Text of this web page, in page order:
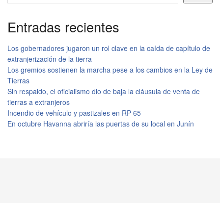
Entradas recientes
Los gobernadores jugaron un rol clave en la caída de capítulo de
extranjerización de la tierra
Los gremios sostienen la marcha pese a los cambios en la Ley de
Tierras
Sin respaldo, el oficialismo dio de baja la cláusula de venta de
tierras a extranjeros
Incendio de vehículo y pastizales en RP 65
En octubre Havanna abriría las puertas de su local en Junín